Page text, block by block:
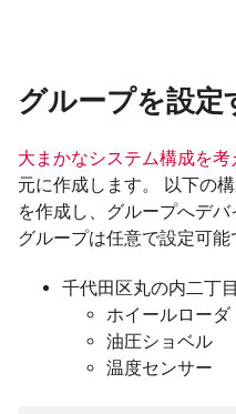
グループを設定
大まかなシステム構成を考
元に作成します。 以下の
を作成し、グループへデ
グループは任意で設定可能
千代田区丸の内二丁目
ホイールローダ
油圧ショベル
温度センサー